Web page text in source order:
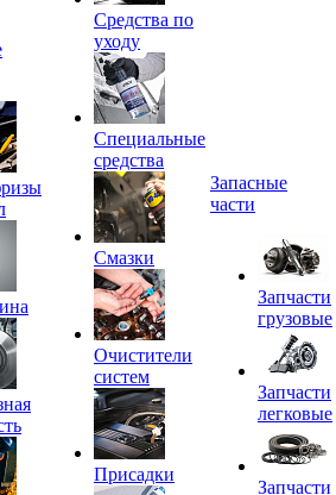
Средства по
уходу
Специальные
средства
Смазки
Очистители
систем
Присадки
Запасные
части
Запчасти
грузовые
Запчасти
легковые
Запчасти